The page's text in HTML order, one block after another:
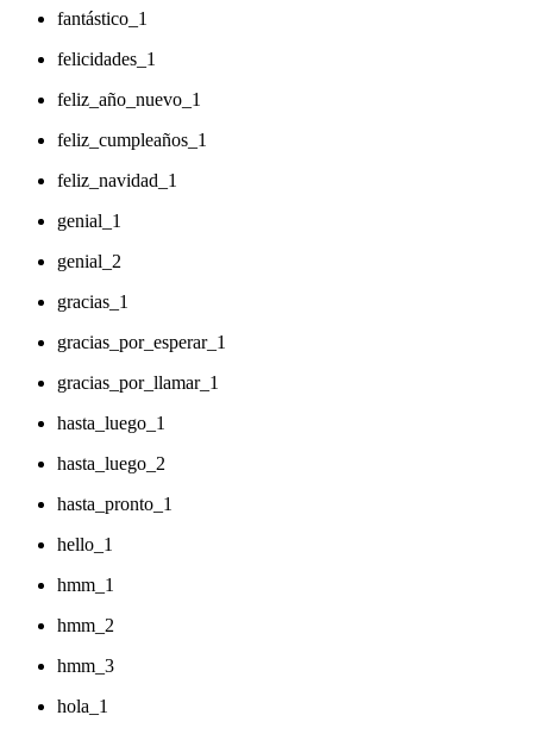
fantástico_1
felicidades_1
feliz_año_nuevo_1
feliz_cumpleaños_1
feliz_navidad_1
genial_1
genial_2
gracias_1
gracias_por_esperar_1
gracias_por_llamar_1
hasta_luego_1
hasta_luego_2
hasta_pronto_1
hello_1
hmm_1
hmm_2
hmm_3
hola_1